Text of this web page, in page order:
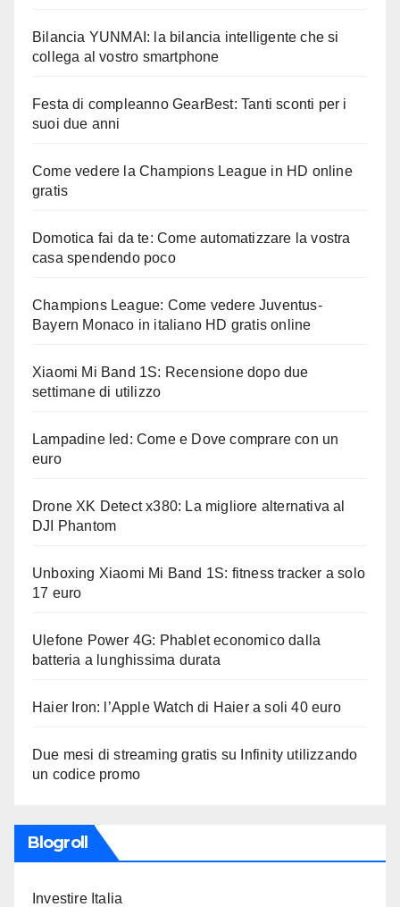
Bilancia YUNMAI: la bilancia intelligente che si
collega al vostro smartphone
Festa di compleanno GearBest: Tanti sconti per i
suoi due anni
Come vedere la Champions League in HD online
gratis
Domotica fai da te: Come automatizzare la vostra
casa spendendo poco
Champions League: Come vedere Juventus-
Bayern Monaco in italiano HD gratis online
Xiaomi Mi Band 1S: Recensione dopo due
settimane di utilizzo
Lampadine led: Come e Dove comprare con un
euro
Drone XK Detect x380: La migliore alternativa al
DJI Phantom
Unboxing Xiaomi Mi Band 1S: fitness tracker a solo
17 euro
Ulefone Power 4G: Phablet economico dalla
batteria a lunghissima durata
Haier Iron: l’Apple Watch di Haier a soli 40 euro
Due mesi di streaming gratis su Infinity utilizzando
un codice promo
Blogroll
Investire Italia